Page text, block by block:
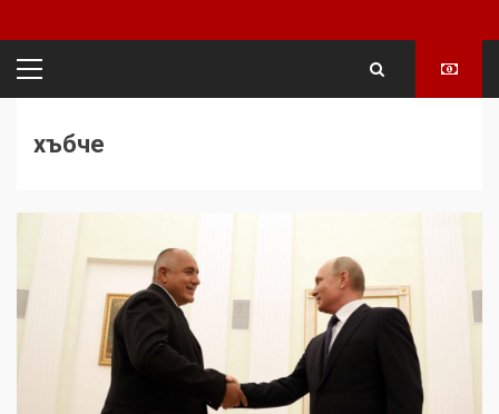
Primary
хъбче